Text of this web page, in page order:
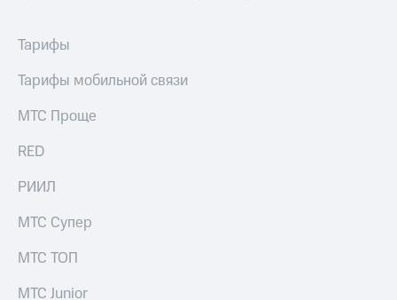
Тарифы
Тарифы мобильной связи
МТС Проще
RED
РИИЛ
МТС Супер
МТС ТОП
МТС Junior